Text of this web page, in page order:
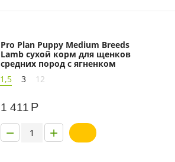
Pro Plan Puppy Medium Breeds
Lamb сухой корм для щенков
средних пород с ягненком
1,5
3 12
1 411 Р
+
−